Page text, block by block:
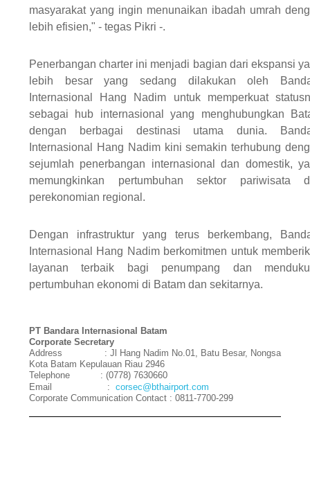
masyarakat yang ingin menunaikan ibadah umrah
lebih efisien," - tegas Pikri -.
Penerbangan charter ini menjadi bagian dari ekspansi
lebih besar yang sedang dilakukan oleh
Internasional Hang Nadim untuk memperkuat
sebagai hub internasional yang menghubungkan
dengan berbagai destinasi utama dunia.
Internasional Hang Nadim kini semakin terhubung
sejumlah penerbangan internasional dan domestik,
memungkinkan pertumbuhan sektor pariwisata
perekonomian regional.
Dengan infrastruktur yang terus berkembang,
Internasional Hang Nadim berkomitmen untuk
layanan terbaik bagi penumpang dan
pertumbuhan ekonomi di Batam dan sekitarnya.
PT Bandara Internasional Batam
Corporate Secretary
Address
: Jl Hang Nadim No.01, Batu Besar, Nongsa
Kota Batam Kepulauan Riau 2946
Telephone
: (0778) 7630660
Email : corsec@bthairport.com
Corporate Communication Contact : 0811-7700-299